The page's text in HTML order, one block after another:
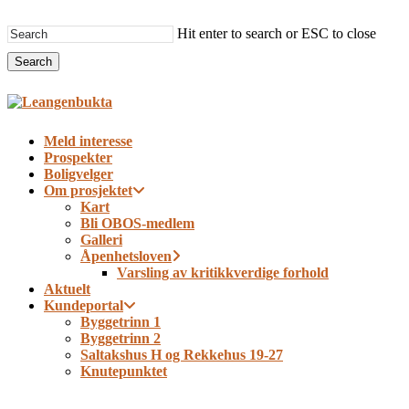
to
main
content
Hit enter to search or ESC to close
Search
Close
Menu Meld interesse
Prospekter
Boligvelger
Om prosjektet
Kart
Bli OBOS-medlem
Galleri
Åpenhetsloven
Varsling av kritikkverdige forhold
Aktuelt
Kundeportal
Byggetrinn 1
Byggetrinn 2
Saltakshus H og Rekkehus 19-27
Knutepunktet